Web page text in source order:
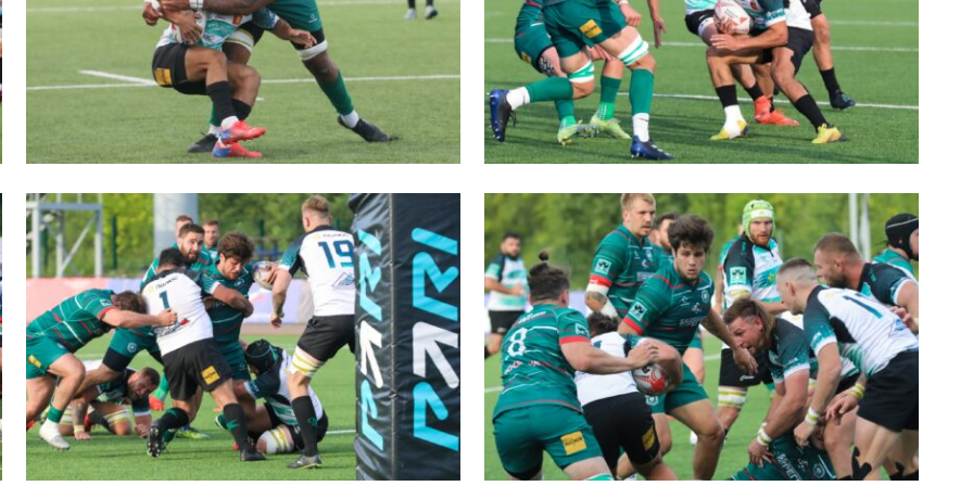
России по регби на снегу. Женщины